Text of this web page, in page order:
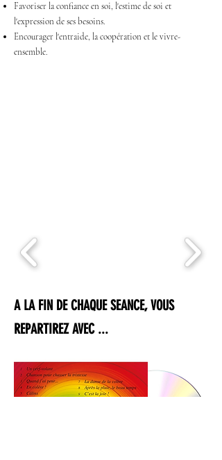
Favoriser la confiance en soi, l'estime de soi et
l'expression de ses besoins.
Encourager l'entraide, la coopération et le vivre-
ensemble.
A LA FIN DE CHAQUE SEANCE, VOUS
REPARTIREZ AVEC ...